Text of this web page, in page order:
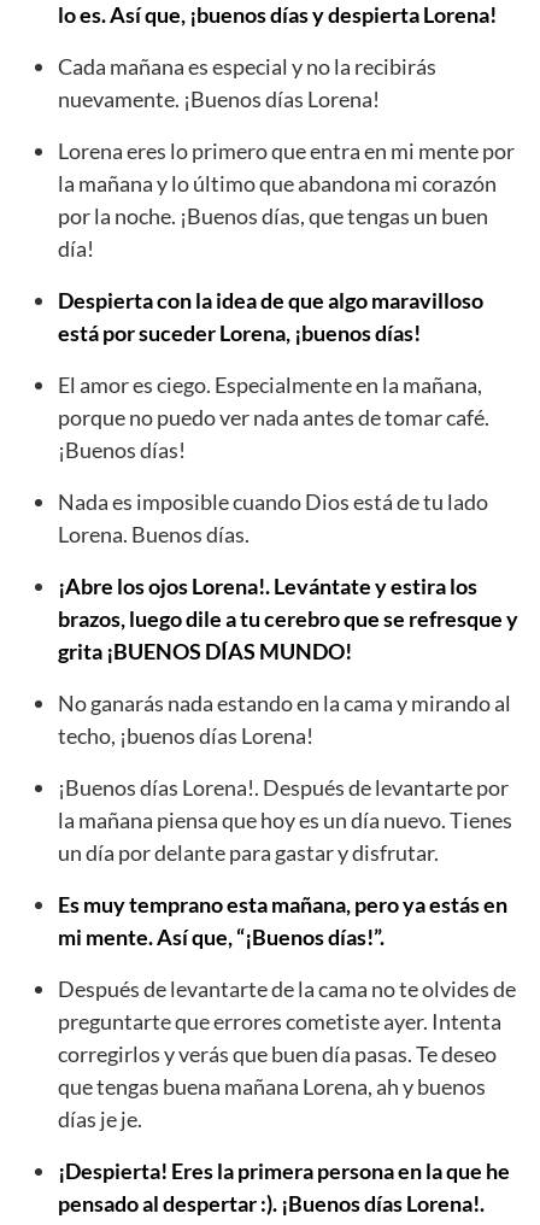
lo es. Así que, ¡buenos días y despierta Lorena!
Cada mañana es especial y no la recibirás
nuevamente. ¡Buenos días Lorena!
Lorena eres lo primero que entra en mi mente por
la mañana y lo último que abandona mi corazón
por la noche. ¡Buenos días, que tengas un buen
día!
Despierta con la idea de que algo maravilloso
está por suceder Lorena, ¡buenos días!
El amor es ciego. Especialmente en la mañana,
porque no puedo ver nada antes de tomar café.
¡Buenos días!
Nada es imposible cuando Dios está de tu lado
Lorena. Buenos días.
¡Abre los ojos Lorena!. Levántate y estira los
brazos, luego dile a tu cerebro que se refresque y
grita ¡BUENOS DÍAS MUNDO!
No ganarás nada estando en la cama y mirando al
techo, ¡buenos días Lorena!
¡Buenos días Lorena!. Después de levantarte por
la mañana piensa que hoy es un día nuevo. Tienes
un día por delante para gastar y disfrutar.
Es muy temprano esta mañana, pero ya estás en
mi mente. Así que, “¡Buenos días!”.
Después de levantarte de la cama no te olvides de
preguntarte que errores cometiste ayer. Intenta
corregirlos y verás que buen día pasas. Te deseo
que tengas buena mañana Lorena, ah y buenos
días je je.
¡Despierta! Eres la primera persona en la que he
pensado al despertar :). ¡Buenos días Lorena!.